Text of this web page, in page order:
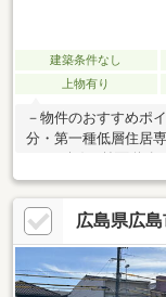
建築条件なし
上物有り
－物件のおすすめポ
分・第一種低層住居
366.26坪)・前面道
売ではありません・
能・現況古家有、詳
パー「スパーク中山
丁目店 徒歩4分(約
ご希望の住まい探
細・ご相談はお気軽
広島県広